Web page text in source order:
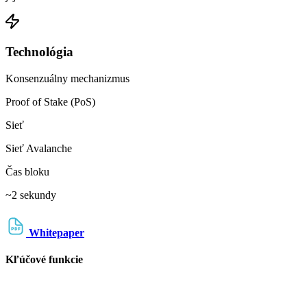
Technológia
Konsenzuálny mechanizmus
Proof of Stake (PoS)
Sieť
Sieť Avalanche
Čas bloku
~2 sekundy
Whitepaper
Kľúčové funkcie